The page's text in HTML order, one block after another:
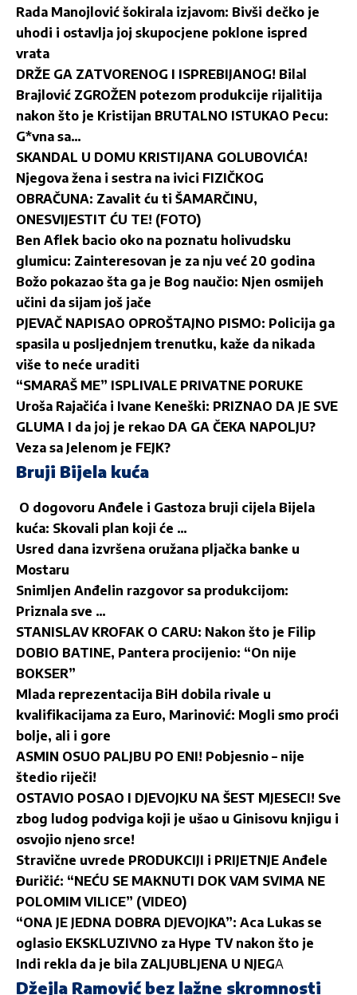
Rada Manojlović šokirala izjavom: Bivši dečko je
uhodi i ostavlja joj skupocjene poklone ispred
vrata
DRŽE GA ZATVORENOG I ISPREBIJANOG! Bilal
Brajlović ZGROŽEN potezom produkcije rijalitija
nakon što je Kristijan BRUTALNO ISTUKAO Pecu:
G*vna sa…
SKANDAL U DOMU KRISTIJANA GOLUBOVIĆA!
Njegova žena i sestra na ivici FIZIČKOG
OBRAČUNA: Zavalit ću ti ŠAMARČINU,
ONESVIJESTIT ĆU TE! (FOTO)
Ben Aflek bacio oko na poznatu holivudsku
glumicu: Zainteresovan je za nju već 20 godina
Božo pokazao šta ga je Bog naučio: Njen osmijeh
učini da sijam još jače
PJEVAČ NAPISAO OPROŠTAJNO PISMO: Policija ga
spasila u posljednjem trenutku, kaže da nikada
više to neće uraditi
“SMARAŠ ME” ISPLIVALE PRIVATNE PORUKE
Uroša Rajačića i Ivane Keneški: PRIZNAO DA JE SVE
GLUMA I da joj je rekao DA GA ČEKA NAPOLJU?
Veza sa Jelenom je FEJK?
Bruji Bijela kuća
O dogovoru Anđele i Gastoza bruji cijela Bijela
kuća: Skovali plan koji će …
Usred dana izvršena oružana pljačka banke u
Mostaru
Snimljen Anđelin razgovor sa produkcijom:
Priznala sve …
STANISLAV KROFAK O CARU: Nakon što je Filip
DOBIO BATINE, Pantera procijenio: “On nije
BOKSER”
Mlada reprezentacija BiH dobila rivale u
kvalifikacijama za Euro, Marinović: Mogli smo proći
bolje, ali i gore
ASMIN OSUO PALJBU PO ENI! Pobjesnio – nije
štedio riječi!
OSTAVIO POSAO I DJEVOJKU NA ŠEST MJESECI! Sve
zbog ludog podviga koji je ušao u Ginisovu knjigu i
osvojio njeno srce!
Stravične uvrede PRODUKCIJI i PRIJETNJE Anđele
Đuričić: “NEĆU SE MAKNUTI DOK VAM SVIMA NE
POLOMIM VILICE” (VIDEO)
“ONA JE JEDNA DOBRA DJEVOJKA”: Aca Lukas se
oglasio EKSKLUZIVNO za Hype TV nakon što je
Indi rekla da je bila ZALJUBLJENA U NJEGA
Džejla Ramović bez lažne skromnosti